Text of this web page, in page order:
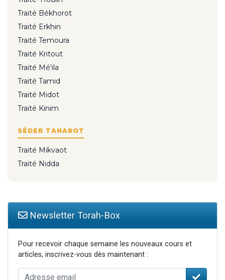
Traité Békhorot
Traité Erkhin
Traité Temoura
Traité Kritout
Traité Mé'ila
Traité Tamid
Traité Midot
Traité Kinim
SÉDER TAHAROT
Traité Mikvaot
Traité Nidda
Newsletter Torah-Box
Pour recevoir chaque semaine les nouveaux cours et
articles, inscrivez-vous dès maintenant :